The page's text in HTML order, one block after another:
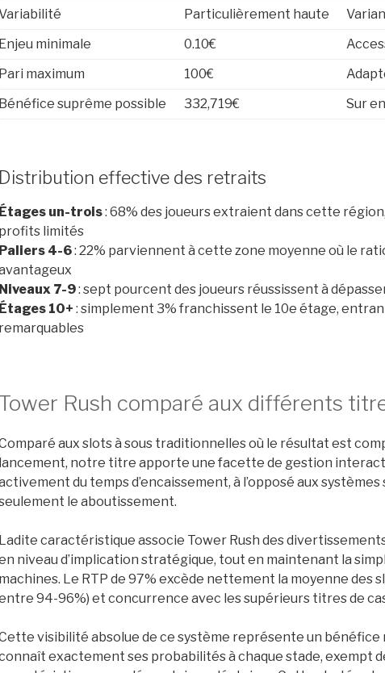
Particulièrement haute
Enjeu minimale
0.10€
Pari maximum
100€
Bénéfice suprême possible
332,719€ Sur
Distribution effective des retraits
Étages un-trois: 68% des joueurs extraient dans cette
profits limités
Paliers 4-6: 22% parviennent à cette zone moyenne où le
Niveaux 7-9: sept pourcent des joueurs réussissent à
Étages 10+ : simplement 3% franchissent le 10e étage,
remarquables
Tower Rush comparé aux différents
aux slots à sous traditionnelles où le résultat est
lancement, notre titre apporte une facette de gestion
du temps d’encaissement, à l’opposé aux
le aboutissement.
Ladite caractéristique associe Tower Rush des
niveau d’implication stratégique, tout en maintenant la
machines. Le RTP de 97% excède nettement la moyenne des
94-96%) et concurrence avec les supérieurs titres de
visibilité absolue de ce système représente un bénéfice
exactement ses probabilités à chaque stade, exempt